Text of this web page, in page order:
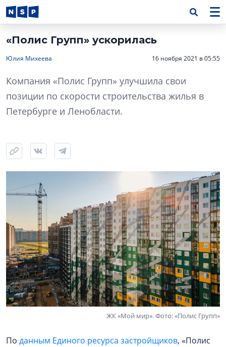
«Полис Групп» ускорилась
Юлия Михеева 16 ноября 2021 в 05:55
Компания «Полис Групп» улучшила свои
позиции по скорости строительства жилья в
Петербурге и Ленобласти.
ЖК «Мой мир». Фото: «Полис Групп»
По данным Единого ресурса застройщиков, «Полис